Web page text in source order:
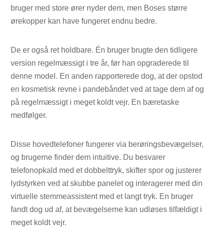
bruger med store ører nyder dem, men Boses større
ørekopper kan have fungeret endnu bedre.
De er også ret holdbare. Én bruger brugte den tidligere
version regelmæssigt i tre år, før han opgraderede til
denne model. En anden rapporterede dog, at der opstod
en kosmetisk revne i pandebåndet ved at tage dem af og
på regelmæssigt i meget koldt vejr. En bæretaske
medfølger.
Disse hovedtelefoner fungerer via berøringsbevægelser,
og brugerne finder dem intuitive. Du besvarer
telefonopkald med et dobbelttryk, skifter spor og justerer
lydstyrken ved at skubbe panelet og interagerer med din
virtuelle stemmeassistent med et langt tryk. En bruger
fandt dog ud af, at bevægelserne kan udløses tilfældigt i
meget koldt vejr.